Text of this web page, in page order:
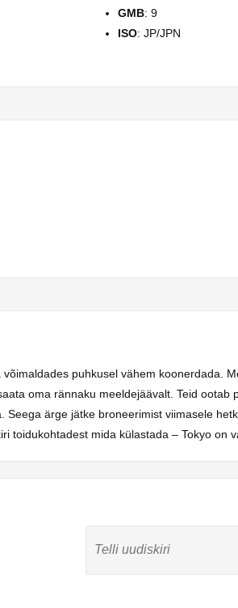
GMB: 9
ISO: JP/JPN
puhkusel vähem koonerdada.
oma rännaku meeldejäävalt. Teid ootab
ärge jätke broneerimist viimasele
toidukohtadest mida külastada – Tokyo on